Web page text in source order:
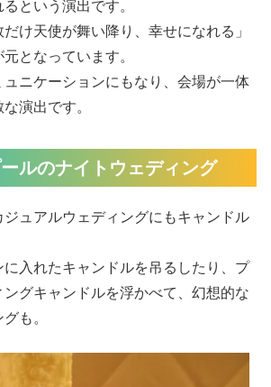
という演出です。
だけ天使が舞い降り、幸せになれる」
となっています。
ニケーションにもなり、会場が一体
演出です。
ルのナイトウェディング
ジュアルウェディングにもキャンドル
に入れたキャンドルを吊るしたり、プ
グキャンドルを浮かべて、幻想的な
も。